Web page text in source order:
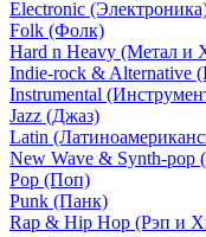
Electronic
Folk (Фолк)
Hard n Heavy (Метал и
Indie-rock & Alternative
Instrumental
Jazz (Джаз)
Latin
New Wave & Synth-
Pop (Поп)
Punk (Панк)
Rap & Hip Hop (Рэп и